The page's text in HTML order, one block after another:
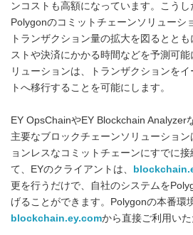
ンコストも高額になっています。こう
Polygonのコミットチェーンソリューシ
トランザクション量の拡大を図るとと
ストや決済にかかる時間などを予測可
リューションは、トランザクションを
トへ移行することを可能にします。
EY OpsChainやEY Blockchain Analyzer
主要なブロックチェーンソリューショ
ョンレスなコミットチェーンにすでに
て、EYのクライアントは、
更を行うだけで、自社のシステムを
げることができます。Polygonの本番環
blockchain.ey.comから直接ご利用いた